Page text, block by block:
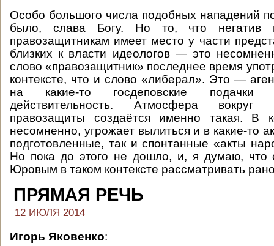
Особо большого числа подобных нападений
было, слава Богу. Но то, что негатив
правозащитникам имеет место у части
близких к власти идеологов — это
слово «правозащитник» последнее время
контексте, что и слово «либерал». Это —
на какие-то госдеповские подачки
действительность. Атмосфера вокруг
правозащиты создаётся именно такая. В
несомненно, угрожает вылиться и в какие-то
подготовленные, так и спонтанные «акты
Но пока до этого не дошло, и, я думаю, что
Юровым в таком контексте рассматривать
ПРЯМАЯ РЕЧЬ
12 ИЮЛЯ 2014
Игорь Яковенко: